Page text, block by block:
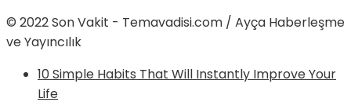
© 2022 Son Vakit - Temavadisi.com / Ayça Haberleşme
ve Yayıncılık
10 Simple Habits That Will Instantly Improve Your
Life